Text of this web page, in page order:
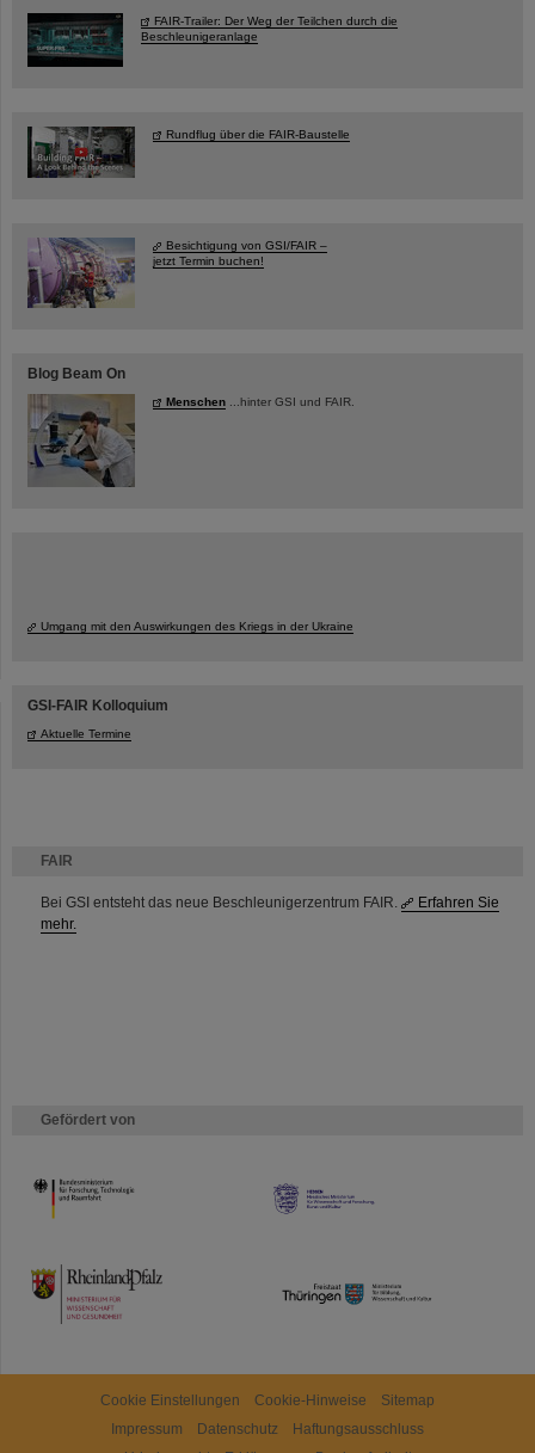
FAIR
Bei GSI entsteht das neue Beschleunigerzentrum FAIR.
Erfahren Sie
mehr.
Gefördert von
HMWK
TMWWDG
FAIR-Trailer: Der Weg der Teilchen durch die
Beschleunigeranlage
Rundflug über die FAIR-Baustelle
Besichtigung von GSI/FAIR –
jetzt Termin buchen!
Blog Beam On
Menschen ...hinter GSI und FAIR.
Umgang mit den Auswirkungen des Kriegs in der Ukraine
GSI-FAIR Kolloquium
Aktuelle Termine
Cookie Einstellungen Cookie-Hinweise
Sitemap
Impressum
Datenschutz
Haftungsausschluss